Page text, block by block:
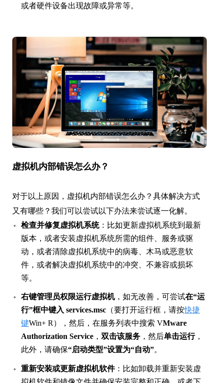
或者硬件设备出现故障或异常等。
虚拟机内部错误怎么办？
对于以上原因，虚拟机内部错误怎么办？具体解决方式
又有哪些？我们可以尝试以下办法来尝试逐一化解。
检查并修复虚拟机系统：比如更新虚拟机系统到最新
版本，或者安装虚拟机系统所需的组件、服务或驱
动，或者清除虚拟机系统中的病毒、木马或恶意软
件，或者解决虚拟机系统中的冲突、不兼容或损坏
等。
右键管理员权限运行虚拟机，如无改善，可尝试在“运
行”框中键入 services.msc （要打开运行框，请按快捷
键Win+ R），然后，在服务列表中搜索 VMware
Authorization Service ， 双击该服务 ，然后单击运行，
此外，请确保“启动类型”设置为“自动”。
重新安装或更新虚拟机软件：比如卸载并重新安装虚